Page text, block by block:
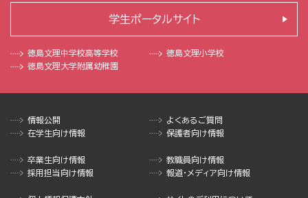
徳島文理中学校高等学校
徳島文理小学校
徳島文理大学附属幼稚園
学生ポータルサイト
情報公開
よくあるご質問
在学生向け情報
保護者向け情報
卒業生向け情報
教職員向け情報
採用担当向け情報
報道・メディア向け情報